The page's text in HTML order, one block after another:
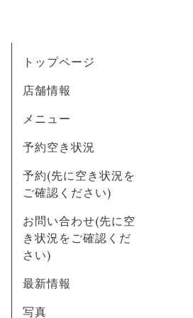
トップページ
店舗情報
メニュー
予約空き状況
予約(先に空き状況を
ご確認ください)
お問い合わせ(先に空
き状況をご確認くだ
さい)
最新情報
写真